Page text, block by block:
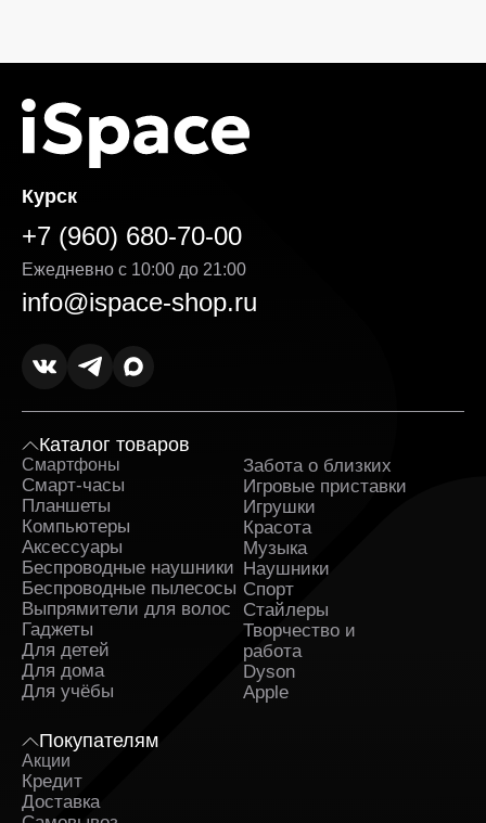
Курск
+7 (960) 680-70-00
Ежедневно с 10:00 до 21:00
info@ispace-shop.ru
Каталог товаров
Смартфоны
Смарт-часы
Планшеты
Компьютеры
Аксессуары
Беспроводные наушники
Беспроводные пылесосы
Выпрямители для волос
Гаджеты
Для детей
Для дома
Для учёбы
Забота о близких
Игровые приставки
Игрушки
Красота
Музыка
Наушники
Спорт
Стайлеры
Творчество и
работа
Dyson
Apple
Покупателям
Акции
Кредит
Доставка